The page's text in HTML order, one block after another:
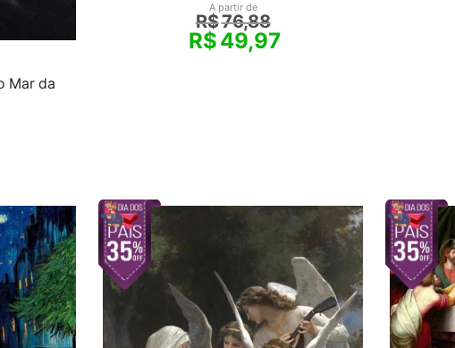
Mar da
A partir de
R$76,88
R$49,97